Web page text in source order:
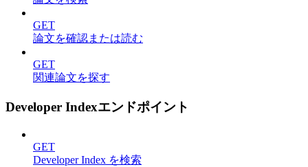
GET
論文を確認または読む
GET
関連論文を探す
Developer Indexエンドポイント
GET
Developer Index を検索